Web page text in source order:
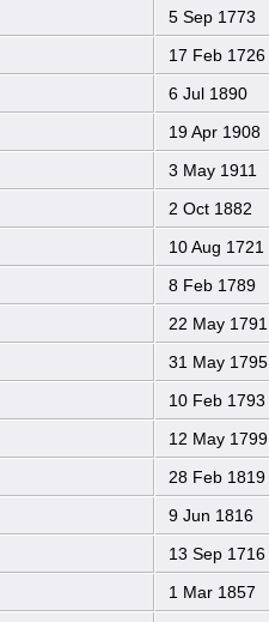
5 Sep 1773
17 Feb 1726
6 Jul 1890
19 Apr 1908
3 May 1911
2 Oct 1882
10 Aug 1721
8 Feb 1789
22 May 1791
31 May 1795
10 Feb 1793
12 May 1799
28 Feb 1819
9 Jun 1816
13 Sep 1716
1 Mar 1857